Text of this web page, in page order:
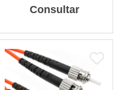
Consultar